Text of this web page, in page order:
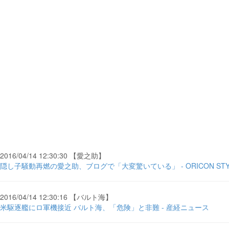
2016/04/14 12:30:30 【愛之助】
隠し子騒動再燃の愛之助、ブログで「大変驚いている」 - ORICON
2016/04/14 12:30:16 【バルト海】
米駆逐艦にロ軍機接近 バルト海、「危険」と非難 - 産経ニュース